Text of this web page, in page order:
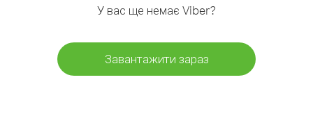
У вас ще немає Viber?
Завантажити зараз